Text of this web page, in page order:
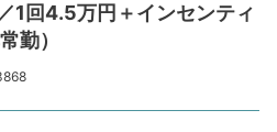
1回4.5万円＋インセンティ
勤）